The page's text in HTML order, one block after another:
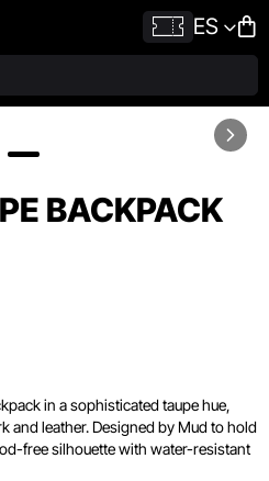
ES
BACKPACK
in a sophisticated taupe hue,
and leather. Designed by Mud to hold
free silhouette with water-resistant